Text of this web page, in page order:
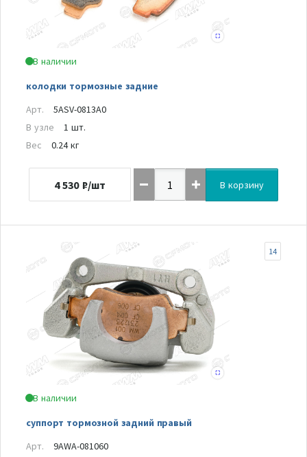
В наличии
колодки тормозные задние
Арт.
5ASV-0813A0
В узле
1 шт.
Вес
0.24 кг
4 530 ₽/шт В корзину
В наличии
суппорт тормозной задний правый
14
Арт.
9AWA-081060